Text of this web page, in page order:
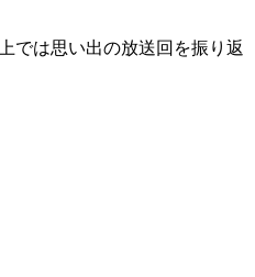
では思い出の放送回を振り返